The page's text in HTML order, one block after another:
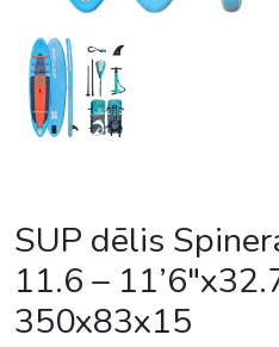
SUP dēlis
11.6 –
350x83x15